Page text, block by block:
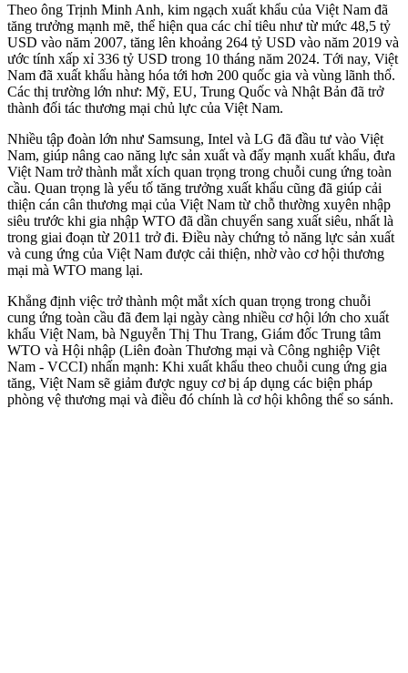
Theo ông Trịnh Minh Anh, kim ngạch xuất khẩu của Việt Nam đã
tăng trưởng mạnh mẽ, thể hiện qua các chỉ tiêu như từ mức 48,5 tỷ
USD vào năm 2007, tăng lên khoảng 264 tỷ USD vào năm 2019 và
ước tính xấp xỉ 336 tỷ USD trong 10 tháng năm 2024. Tới nay, Việt
Nam đã xuất khẩu hàng hóa tới hơn 200 quốc gia và vùng lãnh thổ.
Các thị trường lớn như: Mỹ, EU, Trung Quốc và Nhật Bản đã trở
thành đối tác thương mại chủ lực của Việt Nam.
Nhiều tập đoàn lớn như Samsung, Intel và LG đã đầu tư vào Việt
Nam, giúp nâng cao năng lực sản xuất và đẩy mạnh xuất khẩu, đưa
Việt Nam trở thành mắt xích quan trọng trong chuỗi cung ứng toàn
cầu. Quan trọng là yếu tố tăng trưởng xuất khẩu cũng đã giúp cải
thiện cán cân thương mại của Việt Nam từ chỗ thường xuyên nhập
siêu trước khi gia nhập WTO đã dần chuyển sang xuất siêu, nhất là
trong giai đoạn từ 2011 trở đi. Điều này chứng tỏ năng lực sản xuất
và cung ứng của Việt Nam được cải thiện, nhờ vào cơ hội thương
mại mà WTO mang lại.
Khẳng định việc trở thành một mắt xích quan trọng trong chuỗi
cung ứng toàn cầu đã đem lại ngày càng nhiều cơ hội lớn cho xuất
khẩu Việt Nam, bà Nguyễn Thị Thu Trang, Giám đốc Trung tâm
WTO và Hội nhập (Liên đoàn Thương mại và Công nghiệp Việt
Nam - VCCI) nhấn mạnh: Khi xuất khẩu theo chuỗi cung ứng gia
tăng, Việt Nam sẽ giảm được nguy cơ bị áp dụng các biện pháp
phòng vệ thương mại và điều đó chính là cơ hội không thể so sánh.